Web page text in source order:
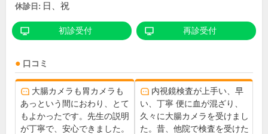
休診日: 日、祝
初診受付 再診受付
口コミ
大腸カメラも胃カメラも
あっという間におわり、とて
もよかったです。先生の説明
が丁寧で、安心できました。
内視鏡検査が上手い、早
い、丁寧 便に血が混ざり、
久々に大腸カメラを受けまし
た。昔、他院で検査を受けた